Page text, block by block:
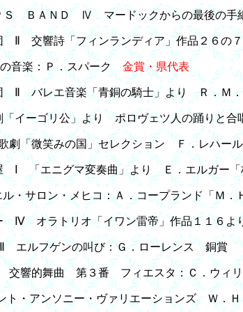
Ｓ ＢＡＮＤ Ⅳ マードックからの最後の
Ⅱ 交響詩「フィンランディア」作品２６
音楽：Ｐ．スパーク 金賞・県代表
Ⅱ バレエ音楽「青銅の騎士」より Ｒ．Ｍ
ーゴリ公」より ポロヴェツ人の踊りと
「微笑みの国」セレクション Ｆ．レハー
Ⅰ 「エニグマ変奏曲」より Ｅ．エルガー
サロン・メヒコ：Ａ．コープランド「Ｍ．
Ⅳ オラトリオ「イワン雷帝」作品１１６
エルフゲンの叫び：Ｇ．ローレンス 銅賞
響的舞曲 第３番 フィエスタ：Ｃ．ウィ
・アンソニー・ヴァリエーションズ Ｗ．